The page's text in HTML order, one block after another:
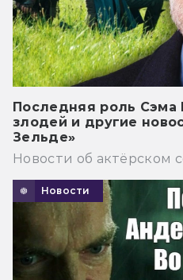
Последняя роль Сэма
злодей и другие
Зельде»
Новости об актёрском
Новости